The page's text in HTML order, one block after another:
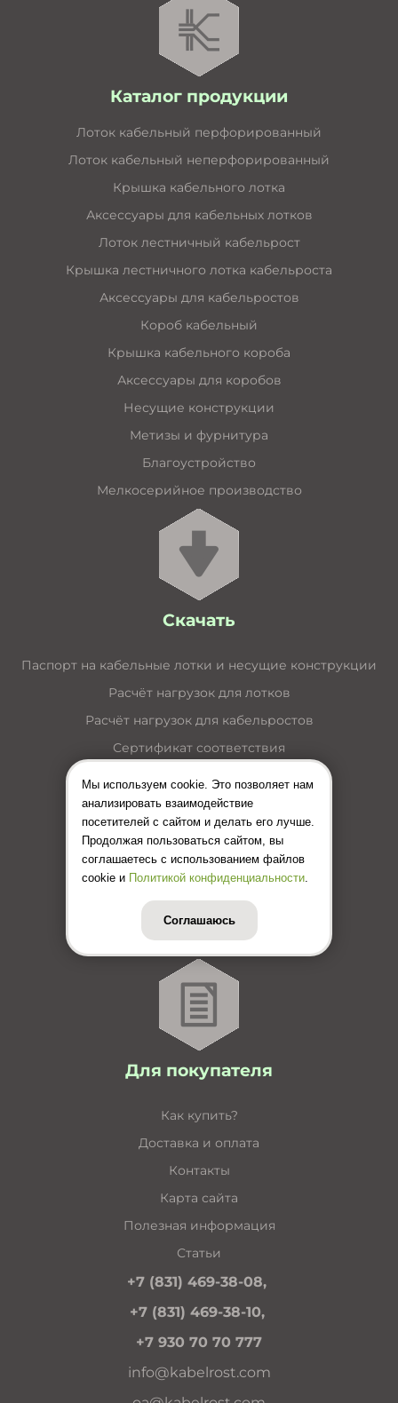
Каталог продукции
Лоток кабельный перфорированный
Лоток кабельный неперфорированный
Крышка кабельного лотка
Аксессуары для кабельных лотков
Лоток лестничный кабельрост
Крышка лестничного лотка кабельроста
Аксессуары для кабельростов
Короб кабельный
Крышка кабельного короба
Аксессуары для коробов
Несущие конструкции
Метизы и фурнитура
Благоустройство
Мелкосерийное производство
Скачать
Паспорт на кабельные лотки и несущие конструкции
Расчёт нагрузок для лотков
Расчёт нагрузок для кабельростов
Сертификат соответствия
Каталог кабельные лотки
Каталог лестничные лотки
Каталог кабельные короба
Каталог несущие конструкции
Инструкция по монтажу лотков
Цены (Прайс-лист)
Для покупателя
Как купить?
Доставка и оплата
Контакты
Карта сайта
Полезная информация
Статьи
+7 (831) 469-38-08,
+7 (831) 469-38-10,
+7 930 70 70 777
info@kabelrost.com
Мы используем cookie. Это позволяет нам
анализировать взаимодействие
посетителей с сайтом и делать его лучше.
Продолжая пользоваться сайтом, вы
соглашаетесь с использованием файлов
cookie и Политикой конфиденциальности.
Соглашаюсь